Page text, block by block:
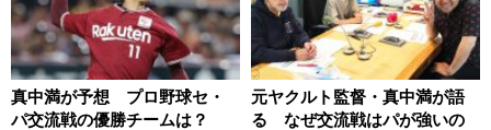
真中満が予想 プロ野球セ・
パ交流戦の優勝チームは？
元ヤクルト監督・真中満が語
る なぜ交流戦はパが強いの